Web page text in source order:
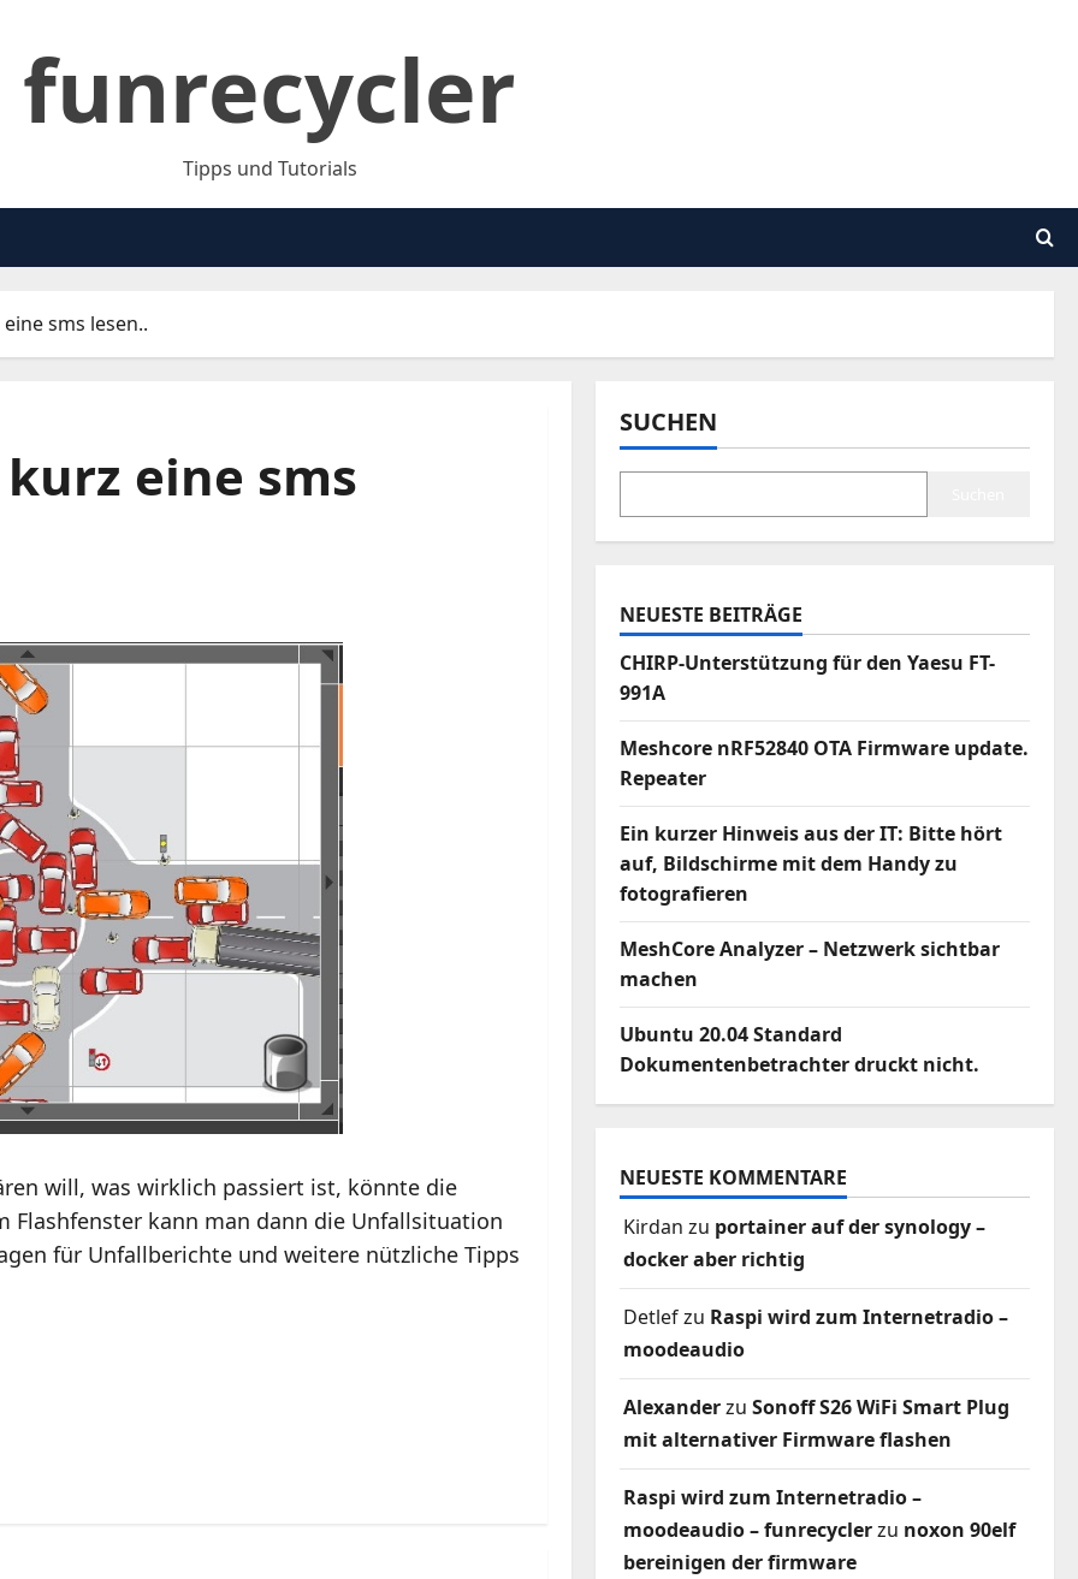
funrecycler
Tipps und Tutorials
sms lesen..
eine sms
will, was wirklich passiert ist, könnte die
Flashfenster kann man dann die Unfallsituation
für Unfallberichte und weitere nützliche Tipps
SUCHEN
NEUESTE BEITRÄGE
CHIRP-Unterstützung für den Yaesu FT-
991A
Meshcore nRF52840 OTA Firmware update.
Repeater
Ein kurzer Hinweis aus der IT: Bitte hört
auf, Bildschirme mit dem Handy zu
fotografieren
MeshCore Analyzer – Netzwerk sichtbar
machen
Ubuntu 20.04 Standard
Dokumentenbetrachter druckt nicht.
NEUESTE KOMMENTARE
Kirdan zu portainer auf der synology –
docker aber richtig
Detlefzu Raspi wird zum Internetradio –
moodeaudio
Alexanderzu Sonoff S26 WiFi Smart Plug
mit alternativer Firmware flashen
Raspi wird zum Internetradio –
moodeaudio – funrecyclerzu noxon 90elf
bereinigen der firmware